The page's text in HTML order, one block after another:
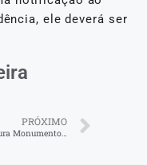
ele deverá ser
PRÓXIMO
Diocese inaugura Monumento à Nossa Senhora da Conceição